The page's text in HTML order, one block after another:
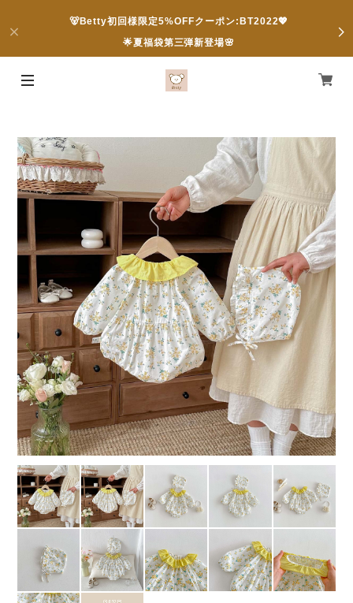
🐻Betty初回様限定5%OFFクーポン:BT2022💖
🌟夏福袋第三弾新登場🌸